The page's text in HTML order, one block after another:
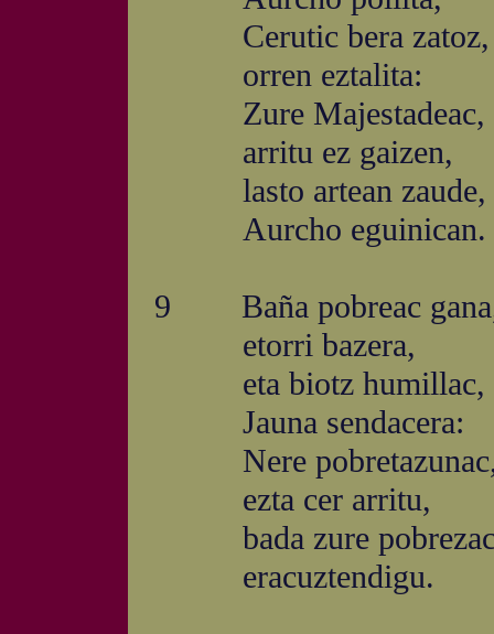
Cerutic bera zatoz,
orren eztalita:
Zure Majestadeac,
arritu ez gaizen,
lasto artean zaude,
Aurcho eguinican.
9 Baña pobreac
etorri bazera,
eta biotz humillac,
Jauna sendacera:
Nere
ezta cer arritu,
bada zure
eracuztendigu.